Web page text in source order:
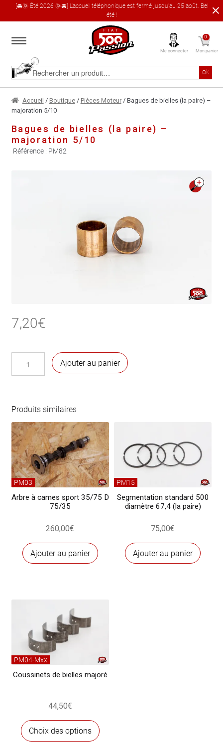
[🚘🌞 Été 2026 🌞🚘] L'accueil téléphonique est fermé jusqu'au 25 août. Bel
été !
à
navigation
au
contenu
Rechercher
produit
ok
Accueil
Le catalogue produit
Garages partenaires
Me connecter
0
Mon panier
Accueil / Boutique/ Pièces Moteur/ Bagues de bielles (la paire) –
majoration 5/10
Bagues de bielles (la paire) –
majoration 5/10
Référence : PM82
7,20€
bielles
(la
paire)
-
majoration
5/10
Ajouter au panier
Produits similaires
PM03
Arbre à cames sport 35/75 D
75/35
260,00€
Ajouter au panier
PM15
Segmentation standard 500
diamètre 67,4 (la paire)
75,00€
Ajouter au panier
PM04-Mxx
Coussinets de bielles majoré
44,50€
Choix des options
Ce